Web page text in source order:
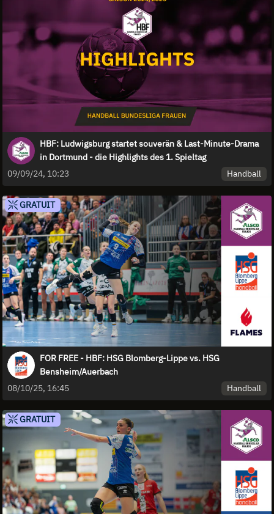
HBF: Ludwigsburg startet souverän & Last-Minute-Drama
in Dortmund - die Highlights des 1. Spieltag
09/09/24, 10:23
Handball
GRATUIT
FOR FREE - HBF: HSG Blomberg-Lippe vs. HSG
Bensheim/Auerbach
08/10/25, 16:45
Handball
GRATUIT